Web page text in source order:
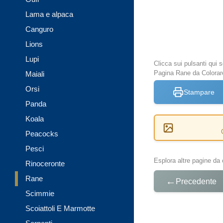
Clicca sui pulsanti qui
Pagina Rane da
Stampare
Esplora altre pagine
← Precedente
Lama e alpaca
Canguro
Lions
Lupi
Maiali
Orsi
Panda
Koala
Peacocks
Pesci
Rinoceronte
Rane
Scimmie
Scoiattoli E Marmotte